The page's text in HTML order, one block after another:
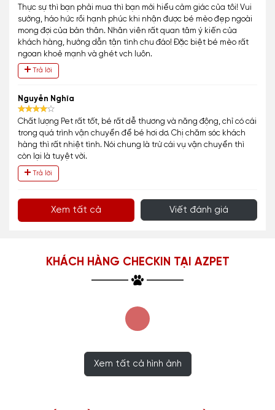
Thực sự thì bạn phải mua thì bạn mới hiểu cảm giác của tôi! Vui
sướng, háo hức rồi hạnh phúc khi nhận được bé mèo đẹp ngoài
mong đợi của bản thân. Nhân viên rất quan tâm ý kiến của
khách hàng, hướng dẫn tận tình chu đáo! Đặc biệt bé mèo rất
ngoan khoẻ mạnh và ghét vch luôn.
Trả lời
Nguyễn Nghĩa
Chất lượng Pet rất tốt, bé rất dễ thương và năng động, chỉ có cái
trong quá trình vận chuyển để bé hơi dơ. Chị chăm sóc khách
hàng thì rất nhiệt tình. Nói chung là trừ cái vụ vận chuyển thì
còn lại là tuyệt vời.
Trả lời
Xem tất cả Viết đánh giá
KHÁCH HÀNG CHECKIN TẠI AZPET
Xem tất cả hình ảnh